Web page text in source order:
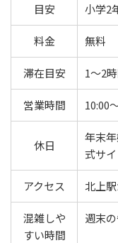
目安
小学2
料金 無料
滞在目安 1〜2
営業時間 10:00
休日
年末
式サイ
アクセス 北上
混雑しや
すい時間
週末